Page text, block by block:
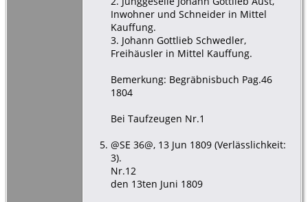
Inwohner und Schneider in Mittel
Kauffung.
3. Johann Gottlieb Schwedler,
Freihäusler in Mittel Kauffung.
Bemerkung: Begräbnisbuch Pag.46
1804
Bei Taufzeugen Nr.1
@SE 36@, 13 Jun 1809 (Verlässlichkeit:
3).
Nr.12
den 13ten Juni 1809